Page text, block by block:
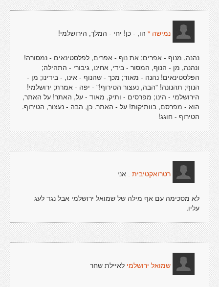
נמישה * הו, - כן! יחי - המלך, הירושלמי!
נהנה, מנוף - אפרים; את נוף - אפרים, לפלסטינאים - נמסורה!
ונהנה, מן - הנוף, המסור - בידי, אחינו, גיבורי - התהילה;
הפלסטינאים! נהנה - מאוד; מכך - שהנוף - אינו, - בידינו; מן -
הנוף; תהנונה! "הבה, נעצור הטירוף!" - יפה - אמרת; ירושלמי!
הירושלמי - הינו; מפרסים - ותיק, מאוד - על, האתר! על האתר,
הוא - מפרסם, בוותיקות! על - האתר. כן, הבה - נעצור, הטירוף.
הטירוף - חוגג!
רטרואקטיבית . אני
לא מסכימה עם אף מילה של שמואל ירושלמי אבל נגד לעג
עליו.
שמואל ירושלמי לאיילת שחר